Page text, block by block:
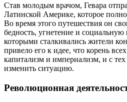
Став молодым врачом, Гевара
Латинской Америке, которое
Во время этого путешествия он
бедность, угнетение и социальную
которыми сталкивались жители
привело его к идее, что корень
капитализм и империализм, и с
изменить ситуацию.
Революционная